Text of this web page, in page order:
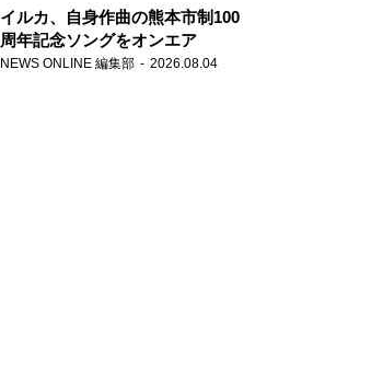
イルカ、自身作曲の熊本市制100
周年記念ソングをオンエア
NEWS ONLINE 編集部 2026.08.04